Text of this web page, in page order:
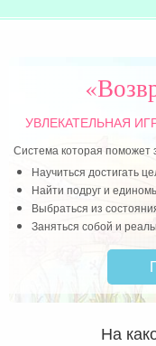
Читать далее »
УВЛЕКАТЕЛЬНАЯ
Система которая поможет
Научиться достигать
Найти подруг и
Выбраться из
Заняться собой и
На